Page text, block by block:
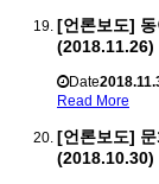
[언론보도]
(2018.11.26)
Date
Read More
[언론보도]
(2018.10.30)